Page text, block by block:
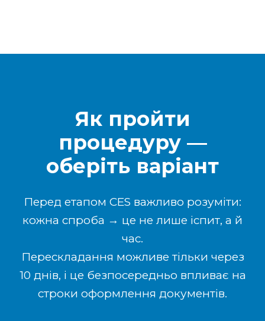
Як пройти
процедуру —
оберіть варіант
Перед етапом CES важливо розуміти:
кожна спроба → це не лише іспит, а й
час.
Перескладання можливе тільки через
10 днів, і це безпосередньо впливає на
строки оформлення документів.